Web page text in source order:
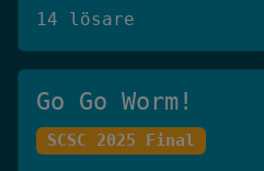
14 lösare
Go Go Worm!
SCSC 2025 Final